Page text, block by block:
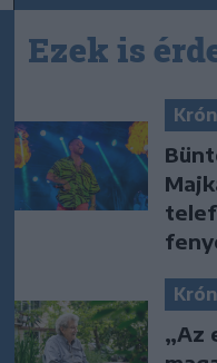
Ezek is
„Az